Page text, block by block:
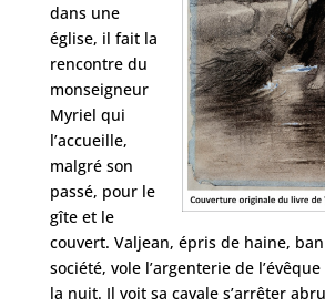
dans une
église, il fait la
rencontre du
monseigneur
Myriel qui
l’accueille,
malgré son
passé, pour le
gîte et le
couvert. Valjean, épris de haine,
société, vole l’argenterie de
la nuit. Il voit sa cavale s’arrêter